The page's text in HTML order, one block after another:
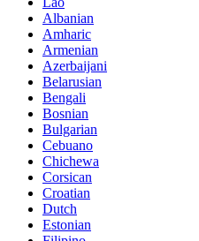
Albanian
Amharic
Armenian
Azerbaijani
Belarusian
Bengali
Bosnian
Bulgarian
Cebuano
Chichewa
Corsican
Croatian
Dutch
Estonian